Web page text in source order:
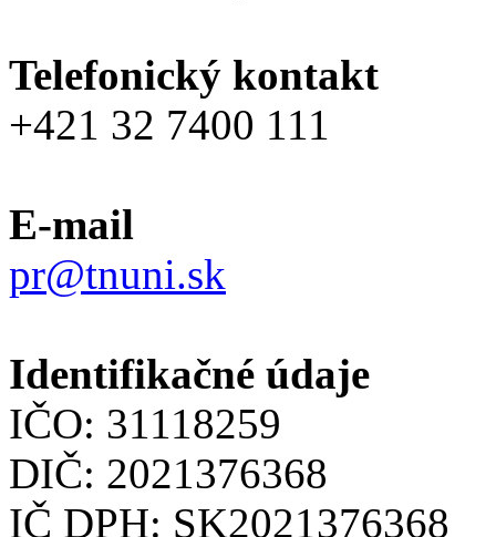
Telefonický kontakt
+421 32 7400 111
E-mail
pr@tnuni.sk
Identifikačné údaje
IČO: 31118259
DIČ: 2021376368
IČ DPH: SK2021376368